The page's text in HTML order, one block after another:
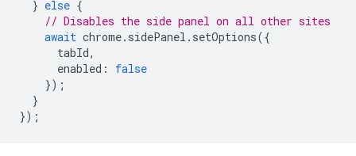
} else {
// Disables the side panel on all other sites
await chrome. sidePanel . setOptions({
tabId,
enabled :
false
});
}
});